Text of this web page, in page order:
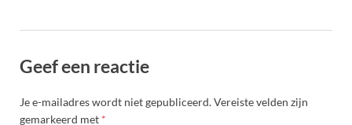
Geef een reactie
Je e-mailadres wordt niet gepubliceerd.Vereiste velden zijn
gemarkeerd met *